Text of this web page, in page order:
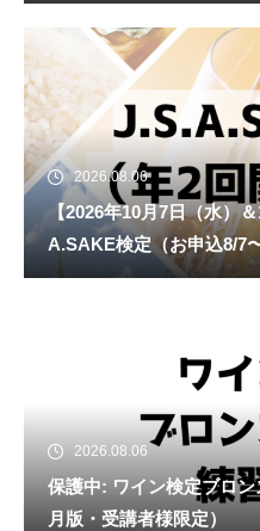
2026.08.06
【2026年10月7日（水）
A.SAKE検定（お申込8/7〜
2026.08.06
保護中: ワイン検定ブロ
月版・受講者様限定）